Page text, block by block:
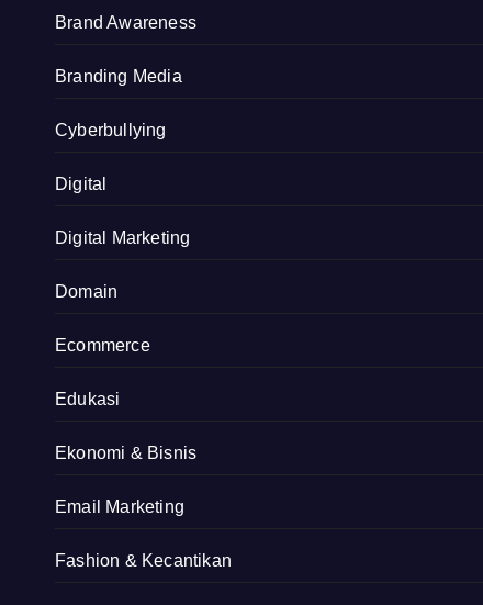
Brand Awareness
Branding Media
Cyberbullying
Digital
Digital Marketing
Domain
Ecommerce
Edukasi
Ekonomi & Bisnis
Email Marketing
Fashion & Kecantikan